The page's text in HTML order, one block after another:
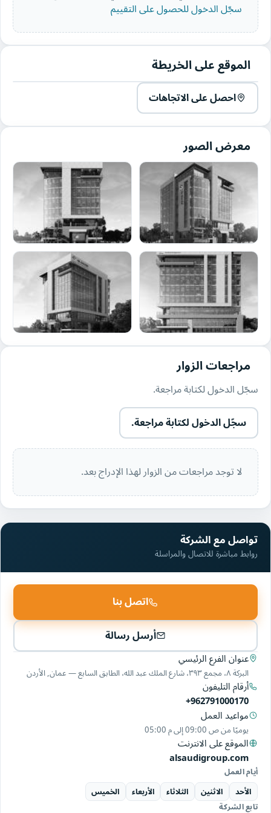
سجّل الدخول للحصول على التقييم
الموقع على الخريطة
احصل على الاتجاهات
معرض الصور
مراجعات الزوار
سجّل الدخول لكتابة مراجعة.
سجّل الدخول لكتابة مراجعة.
لا توجد مراجعات من الزوار لهذا الإدراج بعد.
تواصل مع الشركة
روابط مباشرة للاتصال والمراسلة
اتصل بنا
أرسل رسالة
عنوان الفرع الرئيسي
البركة ٨، مجمع ٣٩٣، شارع الملك عبد الله، الطابق السابع — عمان, الأردن
أرقام التليفون
+962791000170
مواعيد العمل
يوميًا من09:00 ص إلى05:00 م
الموقع على الانترنت
alsaudigroup.com
أيام العمل
الأحد الاثنين الثلاثاء الأربعاء الخميس
تابع الشركة